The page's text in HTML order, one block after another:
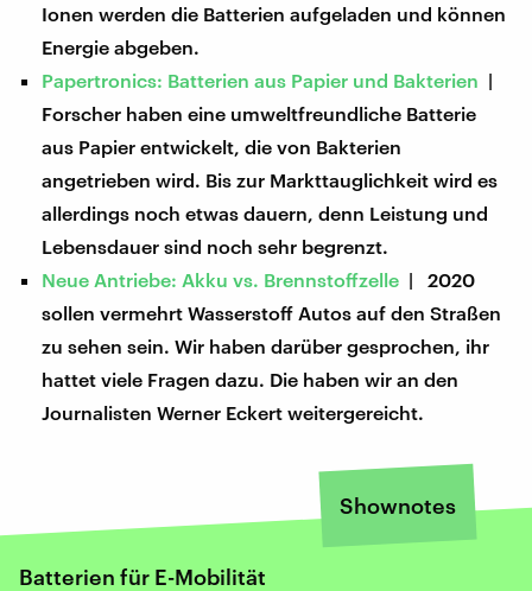
Ionen werden die Batterien aufgeladen und können
Energie abgeben.
Papertronics: Batterien aus Papier und Bakterien |
Forscher haben eine umweltfreundliche Batterie
aus Papier entwickelt, die von Bakterien
angetrieben wird. Bis zur Markttauglichkeit wird es
allerdings noch etwas dauern, denn Leistung und
Lebensdauer sind noch sehr begrenzt.
Neue Antriebe: Akku vs. Brennstoffzelle | 2020
sollen vermehrt Wasserstoff Autos auf den Straßen
zu sehen sein. Wir haben darüber gesprochen, ihr
hattet viele Fragen dazu. Die haben wir an den
Journalisten Werner Eckert weitergereicht.
Shownotes
Batterien für E-Mobilität